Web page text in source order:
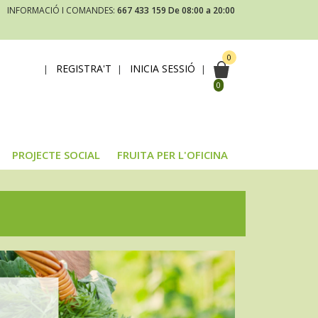
INFORMACIÓ I COMANDES: 667 433 159 De 08:00 a 20:00
| REGISTRA'T | INICIA SESSIÓ |
0
0
PROJECTE SOCIAL FRUITA PER L'OFICINA